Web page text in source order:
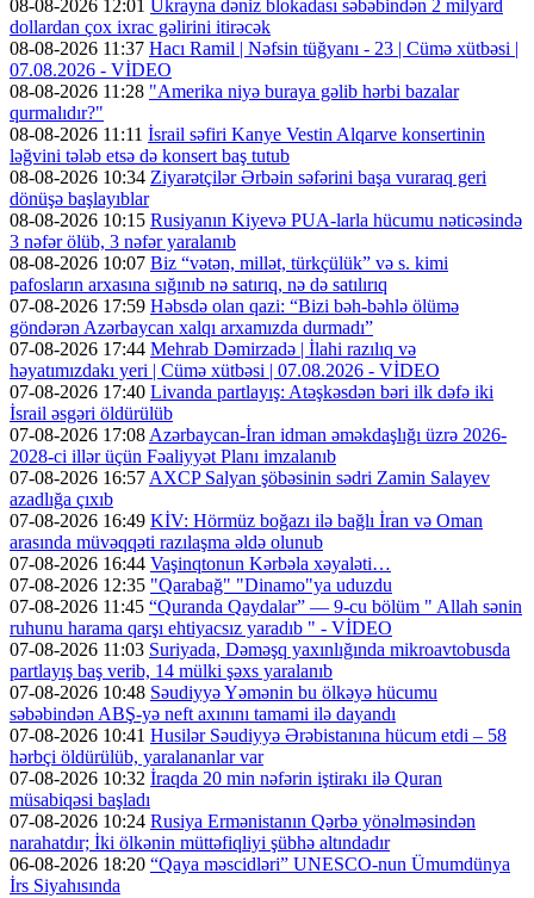
08-08-2026 12:01 Ukrayna dəniz blokadası səbəbindən 2 milyard
dollardan çox ixrac gəlirini itirəcək
08-08-2026 11:37 Hacı Ramil | Nəfsin tüğyanı - 23 | Cümə xütbəsi |
07.08.2026 - VİDEO
08-08-2026 11:28 "Amerika niyə buraya gəlib hərbi bazalar
qurmalıdır?"
08-08-2026 11:11 İsrail səfiri Kanye Vestin Alqarve konsertinin
ləğvini tələb etsə də konsert baş tutub
08-08-2026 10:34 Ziyarətçilər Ərbəin səfərini başa vuraraq geri
dönüşə başlayıblar
08-08-2026 10:15 Rusiyanın Kiyevə PUA-larla hücumu nəticəsində
3 nəfər ölüb, 3 nəfər yaralanıb
08-08-2026 10:07 Biz “vətən, millət, türkçülük” və s. kimi
pafosların arxasına sığınıb nə satırıq, nə də satılırıq
07-08-2026 17:59 Həbsdə olan qazi: “Bizi bəh-bəhlə ölümə
göndərən Azərbaycan xalqı arxamızda durmadı”
07-08-2026 17:44 Mehrab Dəmirzadə | İlahi razılıq və
həyatımızdakı yeri | Cümə xütbəsi | 07.08.2026 - VİDEO
07-08-2026 17:40 Livanda partlayış: Atəşkəsdən bəri ilk dəfə iki
İsrail əsgəri öldürülüb
07-08-2026 17:08 Azərbaycan-İran idman əməkdaşlığı üzrə 2026-
2028-ci illər üçün Fəaliyyət Planı imzalanıb
07-08-2026 16:57 AXCP Salyan şöbəsinin sədri Zamin Salayev
azadlığa çıxıb
07-08-2026 16:49 KİV: Hörmüz boğazı ilə bağlı İran və Oman
arasında müvəqqəti razılaşma əldə olunub
07-08-2026 16:44 Vaşinqtonun Kərbəla xəyaləti…
07-08-2026 12:35 "Qarabağ" "Dinamo"ya uduzdu
07-08-2026 11:45 “Quranda Qaydalar” — 9-cu bölüm " Allah sənin
ruhunu harama qarşı ehtiyacsız yaradıb " - VİDEO
07-08-2026 11:03 Suriyada, Dəməşq yaxınlığında mikroavtobusda
partlayış baş verib, 14 mülki şəxs yaralanıb
07-08-2026 10:48 Səudiyyə Yəmənin bu ölkəyə hücumu
səbəbindən ABŞ-yə neft axınını tamami ilə dayandı
07-08-2026 10:41 Husilər Səudiyyə Ərəbistanına hücum etdi – 58
hərbçi öldürülüb, yaralananlar var
07-08-2026 10:32 İraqda 20 min nəfərin iştirakı ilə Quran
müsabiqəsi başladı
07-08-2026 10:24 Rusiya Ermənistanın Qərbə yönəlməsindən
narahatdır; İki ölkənin müttəfiqliyi şübhə altındadır
06-08-2026 18:20 “Qaya məscidləri” UNESCO-nun Ümumdünya
İrs Siyahısında